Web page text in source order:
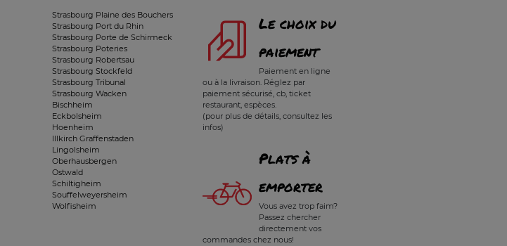
Strasbourg Plaine des Bouchers
Strasbourg Port du Rhin
Strasbourg Porte de Schirmeck
Strasbourg Poteries
Strasbourg Robertsau
Strasbourg Stockfeld
Strasbourg Tribunal
Strasbourg Wacken
Bischheim
Eckbolsheim
Hoenheim
Illkirch Graffenstaden
Lingolsheim
Oberhausbergen
Ostwald
Schiltigheim
Souffelweyersheim
Wolfisheim
Le choix du
paiement
Paiement en ligne
ou à la livraison. Réglez par
paiement sécurisé, cb, ticket
restaurant, espèces.
(pour plus de détails, consultez les
infos)
Plats à
emporter
Vous avez trop faim?
Passez chercher
directement vos
commandes chez nous!